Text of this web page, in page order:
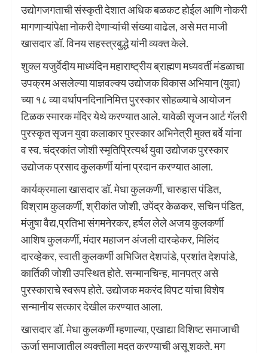
उद्योगजगताची संस्कृती देशात अधिक बळकट होईल आणि नोकरी
मागणाऱ्यांपेक्षा नोकरी देणाऱ्यांची संख्या वाढेल, असे मत माजी
खासदार डॉ. विनय सहस्त्रबुद्धे यांनी व्यक्त केले.
शुक्ल यजुर्वेदीय माध्यंदिन महाराष्ट्रीय ब्राह्मण मध्यवर्ती मंडळाचा
उपक्रम असलेल्या याज्ञवल्क्य उद्योजक विकास अभियान (युवा)
च्या १८ व्या वर्धापनदिनानिमित्त पुरस्कार सोहळ्याचे आयोजन
टिळक स्मारक मंदिर येथे करण्यात आले. यावेळी सृजन आर्ट गॅलरी
पुरस्कृत सृजन युवा कलाकार पुरस्कार अभिनेत्री मुक्त बर्वे यांना
व स्व. चंद्रकांत जोशी स्मृतिप्रित्यर्थ युवा उद्योजक पुरस्कार
उद्योजक प्रसाद कुलकर्णी यांना प्रदान करण्यात आला.
कार्यक्रमाला खासदार डॉ. मेधा कुलकर्णी, चारुहास पंडित,
विश्राम कुलकर्णी, श्रीकांत जोशी, उपेंद्र केळकर, सचिन पंडित,
मंजुषा वैद्य,प्रतिभा संगमनेरकर, हर्षल लेले अजय कुलकर्णी
आशिष कुलकर्णी, मंदार महाजन अंजली दारव्हेकर, मिलिंद
दारव्हेकर, स्वाती कुलकर्णी अभिजित देशपांडे, प्रशांत देशपांडे,
कार्तिकी जोशी उपस्थित होते. सन्मानचिन्ह, मानपत्र असे
पुरस्काराचे स्वरूप होते. उद्योजक मकरंद विपट यांचा विशेष
सन्मानीय सत्कार देखील करण्यात आला.
खासदार डॉ. मेधा कुलकर्णी म्हणाल्या, एखाद्या विशिष्ट समाजाची
ऊर्जा समाजातील व्यक्तीला मदत करण्याची असू शकते. मग